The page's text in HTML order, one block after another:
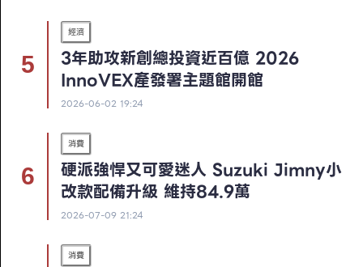
經濟
3年助攻新創總投資近百億 2026
InnoVEX產發署主題館開館
2026-06-02 19:24
消費
硬派強悍又可愛迷人 Suzuki Jimny小
改款配備升級 維持84.9萬
2026-07-09 21:24
消費